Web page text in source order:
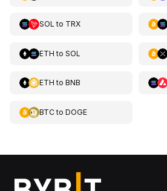
SOL to TRX
ETH to SOL
ETH to BNB
BTCto DOGE